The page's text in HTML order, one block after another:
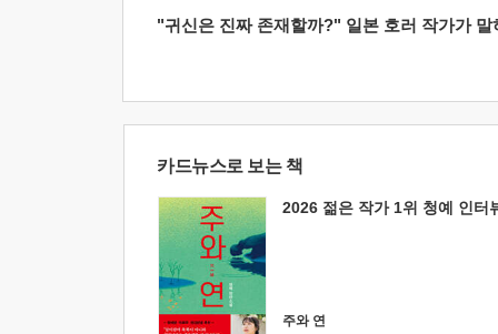
"귀신은 진짜 존재할까?" 일본 호러 작가가
카드뉴스로 보는 책
2026 젊은 작가 1위 청예 인터
주와 연